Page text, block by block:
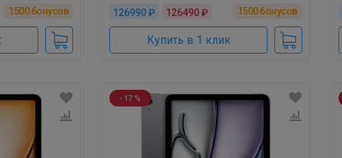
1500бонусов 126990 ₽ 126490 ₽ 1500бонусов
Купить в 1 клик
- 17 %